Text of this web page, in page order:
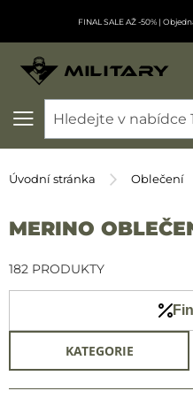
FINAL SALE AŽ -50%|
Úvodní stránka Oblečení
MERINO
KATEGORIE
182 PRODUKTY